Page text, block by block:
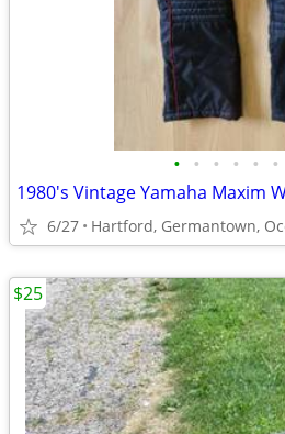
• • • • • •
6/27 Hartford, Germantown,
$25